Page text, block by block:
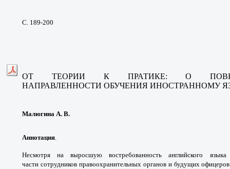
С. 189-200
ОТ ТЕОРИИ К ПРАТИКЕ: О
НАПРАВЛЕННОСТИ ОБУЧЕНИЯ ИНОСТРАННОМУ
Малюгина А. В.
Аннотация.
Несмотря на выросшуювостребованность английского
части сотрудников правоохранительных органов и будущих